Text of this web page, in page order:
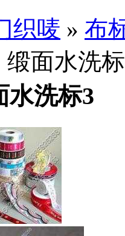
织唛 » 布
缎面水洗
水洗标3